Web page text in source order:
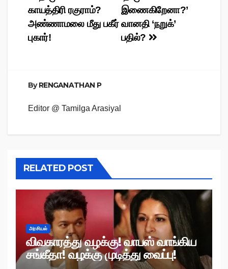
navigation
இணைகிறேனா?’
வானதி ‘நறுக்’
பதில்?
காயத்திரி ரகுராம்?
அண்ணாமலை மீது பகீர்
புகார்!
ByRENGANATHAN P
Editor @ Tamilga Arasiyal
RELATED POST
அரசியல்
விவகாரத்து வழக்கு! வாபஸ் வாங்கிய
சங்கீதா! வழக்கு முடித்து வைப்பு!